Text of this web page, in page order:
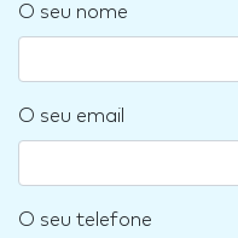
O seu nome
O seu email
O seu telefone